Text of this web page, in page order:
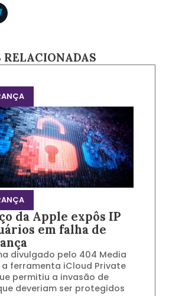
da Apple expôs IP
em falha de
divulgado pelo 404 Media
a ferramenta iCloud Private
permitiu a invasão de
deveriam ser protegidos